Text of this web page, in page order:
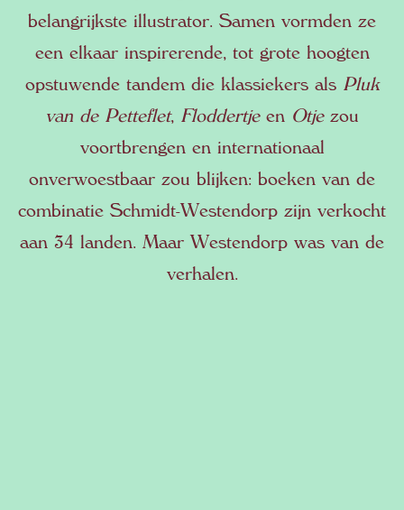
belangrijkste illustrator. Samen vormden ze
een elkaar inspirerende, tot grote hoogten
opstuwende tandem die klassiekers als Pluk
van de Petteflet, Floddertjeen Otjezou
voortbrengen en internationaal
onverwoestbaar zou blijken: boeken van de
combinatie Schmidt-Westendorp zijn verkocht
aan 34 landen. Maar Westendorp was van de
verhalen.